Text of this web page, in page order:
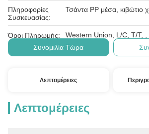
Πληροφορίες
Συσκευασίας:
Τσάντα PP μέσα, κιβώτιο
Όροι Πληρωμής:
Western Union, L/C, T/T, ,
Συνομιλία Τώρα
Λεπτομέρειες
Λεπτομέρειες